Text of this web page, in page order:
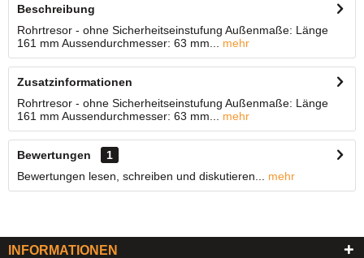
Beschreibung
Rohrtresor - ohne Sicherheitseinstufung Außenmaße: Länge
161 mm Aussendurchmesser: 63 mm...
mehr
Zusatzinformationen
Rohrtresor - ohne Sicherheitseinstufung Außenmaße: Länge
161 mm Aussendurchmesser: 63 mm...
mehr
Bewertungen
1
Bewertungen lesen, schreiben und diskutieren...
mehr
INFORMATIONEN